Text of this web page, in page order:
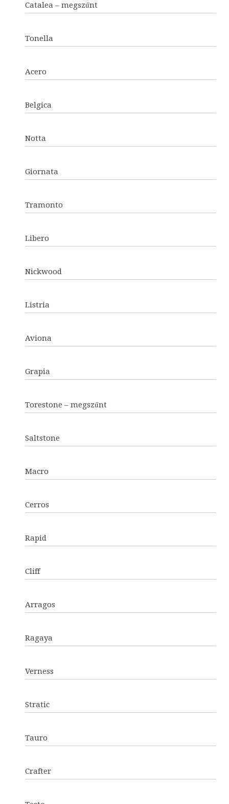
Catalea – megszűnt
Tonella
Acero
Belgica
Notta
Giornata
Tramonto
Libero
Nickwood
Listria
Aviona
Grapia
Torestone – megszűnt
Saltstone
Macro
Cerros
Rapid
Cliff
Arragos
Ragaya
Verness
Stratic
Tauro
Crafter